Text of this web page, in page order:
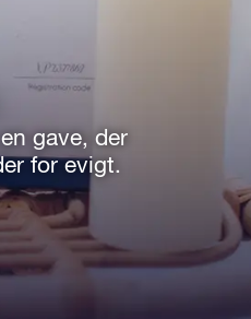
gave, der
for evigt.